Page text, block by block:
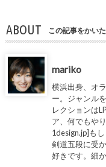
ABOUT この記事をかい
mariko
横浜出身、オ
ー。ジャンル
レクションは
ア、何でもや
1design.jp]も
剣道五段に受
好きです。細